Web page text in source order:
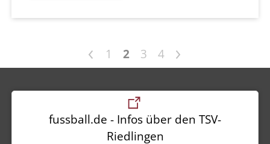
< 1 2 3 4 >
fussball.de - Infos über den TSV-
Riedlingen